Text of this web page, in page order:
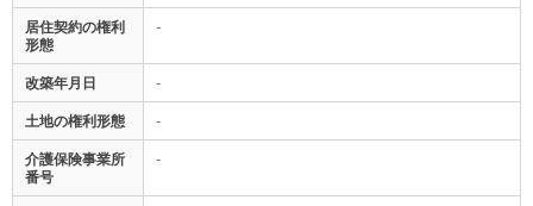
居住契約の権利
形態
-
改築年月日 -
土地の権利形態 -
介護保険事業所
番号
-